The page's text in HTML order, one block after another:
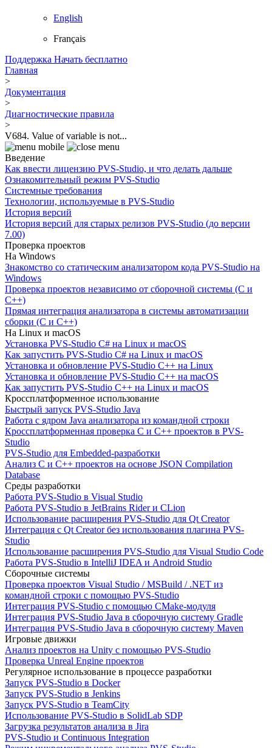
English
Français
Поддержка Начать бесплатно
Главная
>
Документация
>
Диагностические правила
>
V684. Value of variable is not...
Введение
Как ввести лицензию PVS-Studio, и что делать дальше
Ознакомительный режим PVS-Studio
Системные требования
Технологии, используемые в PVS-Studio
История версий
История версий для старых релизов PVS-Studio (до версии
7.00)
Проверка проектов
На Windows
Знакомство со статическим анализатором кода PVS-Studio на
Windows
Проверка проектов независимо от сборочной системы (C и
C++)
Прямая интеграция анализатора в системы автоматизации
сборки (C и C++)
На Linux и macOS
Установка PVS-Studio C# на Linux и macOS
Как запустить PVS-Studio C# на Linux и macOS
Установка и обновление PVS-Studio C++ на Linux
Установка и обновление PVS-Studio C++ на macOS
Как запустить PVS-Studio C++ на Linux и macOS
Кроссплатформенное использование
Быстрый запуск PVS-Studio Java
Работа с ядром Java анализатора из командной строки
Кроссплатформенная проверка C и C++ проектов в PVS-
Studio
PVS-Studio для Embedded-разработки
Анализ C и C++ проектов на основе JSON Compilation
Database
Среды разработки
Работа PVS-Studio в Visual Studio
Работа PVS-Studio в JetBrains Rider и CLion
Использование расширения PVS-Studio для Qt Creator
Интеграция с Qt Creator без использования плагина PVS-
Studio
Использование расширения PVS-Studio для Visual Studio Code
Работа PVS-Studio в IntelliJ IDEA и Android Studio
Сборочные системы
Проверка проектов Visual Studio / MSBuild / .NET из
командной строки с помощью PVS-Studio
Интеграция PVS-Studio с помощью CMake-модуля
Интеграция PVS-Studio Java в сборочную систему Gradle
Интеграция PVS-Studio Java в сборочную систему Maven
Игровые движки
Анализ проектов на Unity с помощью PVS-Studio
Проверка Unreal Engine проектов
Регулярное использование в процессе разработки
Запуск PVS-Studio в Docker
Запуск PVS-Studio в Jenkins
Запуск PVS-Studio в TeamCity
Использование PVS-Studio в SolidLab SDP
Загрузка результатов анализа в Jira
PVS-Studio и Continuous Integration